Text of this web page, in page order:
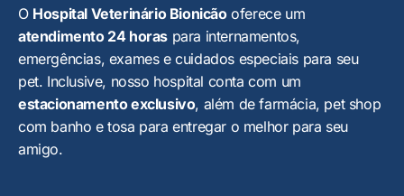
O Hospital Veterinário Bionicãooferece um
atendimento 24 horas para internamentos,
emergências, exames e cuidados especiais para seu
pet. Inclusive, nosso hospital conta com um
estacionamento exclusivo, além de farmácia, pet shop
com banho e tosa para entregar o melhor para seu
amigo.